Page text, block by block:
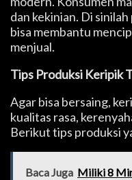
dan kekinian. Di
bisa membantu
menjual.
Tips Produksi Keripik
Agar bisa bersaing,
kualitas rasa,
Berikut tips produksi
Baca Juga Miliki 8